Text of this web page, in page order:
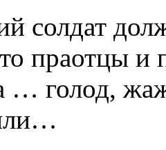
солдат
праотцы и
… голод,